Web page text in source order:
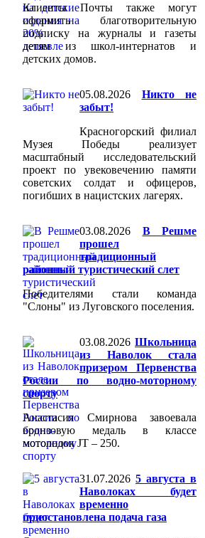
Клиенты Почты также могут
оформить благотворительную
подписку на журналы и газеты
детям из школ-интернатов и
детских домов.
05.08.2026
Никто не
забыт!
Красногорский филиал
Музея Победы реализует
масштабный исследовательский
проект по увековечению памяти
советских солдат и офицеров,
погибших в нацистских лагерях.
03.08.2026
В Решме
прошел
традиционный
районный туристический слет
Победителями стали команда
"Слоны" из Луговского поселения.
03.08.2026 Школьница
из Наволок стала
призером Первенства
России по водно-моторному
спорту
Анастасия Смирнова завоевала
бронзовую медаль в классе
мотолодок JT – 250.
31.07.2026 5 августа в
Наволоках будет
временно
приостановлена подача газа